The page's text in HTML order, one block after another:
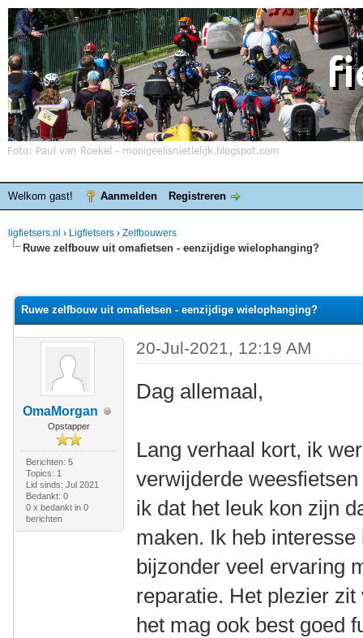
Welkom gast! Aanmelden Registreren
ligfietsers.nl › Ligfietsers › Zelfbouwers
Ruwe zelfbouw uit omafietsen - eenzijdige wielophanging?
Ruwe zelfbouw uit omafietsen - eenzijdige wielophanging?
OmaMorgan
Opstapper
Berichten: 5
Topics: 1
Lid sinds: Jul 2021
Bedankt: 0
0 x bedankt in 0
berichten
20-Jul-2021, 12:19 AM
Dag allemaal,
Lang verhaal kort, ik
verwijderde
ik dat het leuk kon zijn
maken. Ik heb
bijzonder veel ervaring
reparatie. Het plezier
het mag ook best goed